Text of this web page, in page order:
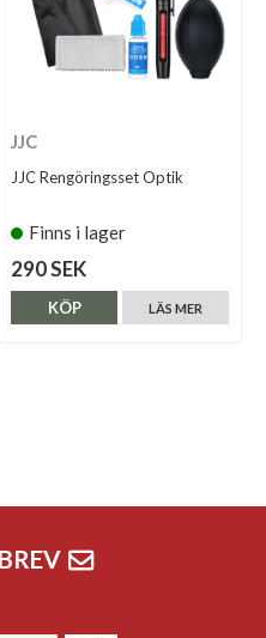
JJC
JJC Rengöringsset Optik
Finns i lager
290 SEK
LÄS MER
KÖP